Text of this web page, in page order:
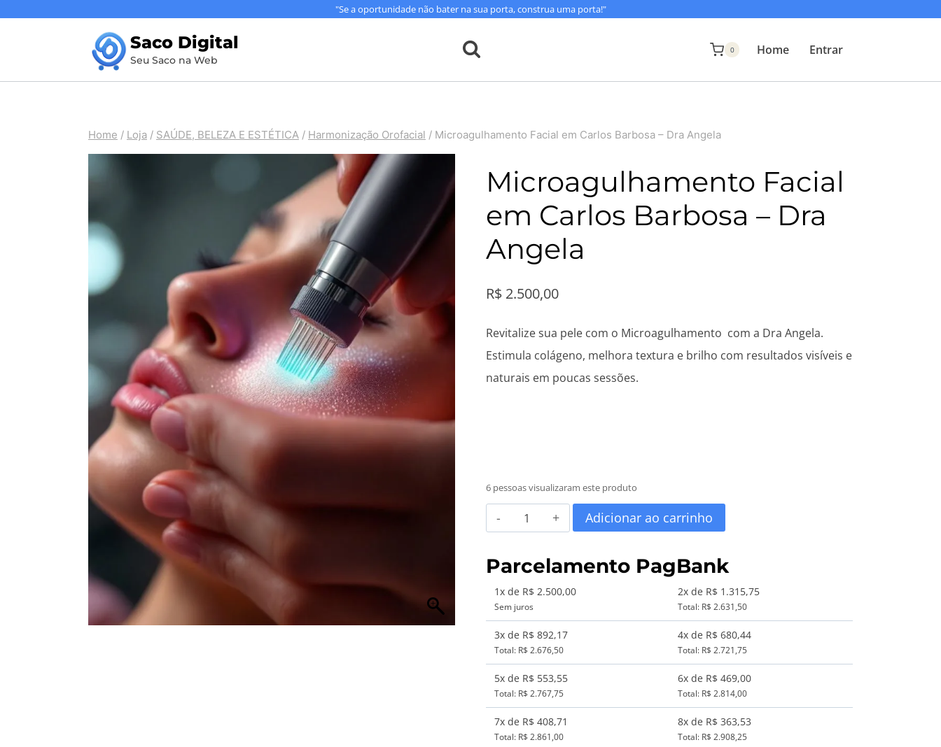
Conteúdo
"Se a oportunidade não bater na sua porta, construa uma porta!"
Saco Digital
Seu Saco na Web
0 Home Entrar
Home / Loja / SAÚDE, BELEZA E ESTÉTICA / Harmonização Orofacial / Microagulhamento Facial em Carlos Barbosa – Dra Angela
Microagulhamento Facial
em Carlos Barbosa – Dra
Angela
R$2.500,00
Revitalize sua pele com o Microagulhamento com a Dra Angela.
Estimula colágeno, melhora textura e brilho com resultados visíveis e
naturais em poucas sessões.
6 pessoas visualizaram este produto
Microagulhamento
Facial
em
Barbosa
Dra
Angela
quantidade
Adicionar ao carrinho
Parcelamento PagBank
1x de R$ 2.500,00
Sem juros
2x de R$ 1.315,75
Total: R$ 2.631,50
3x de R$ 892,17
Total: R$ 2.676,50
4x de R$ 680,44
Total: R$ 2.721,75
5x de R$ 553,55
Total: R$ 2.767,75
6x de R$ 469,00
Total: R$ 2.814,00
7x de R$ 408,71
Total: R$ 2.861,00
8x de R$ 363,53
Total: R$ 2.908,25